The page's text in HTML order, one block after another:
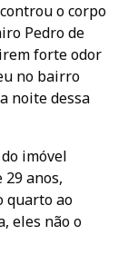
o corpo
Pedro de
forte odor
no bairro
noite dessa
imóvel
anos,
quarto ao
eles não o